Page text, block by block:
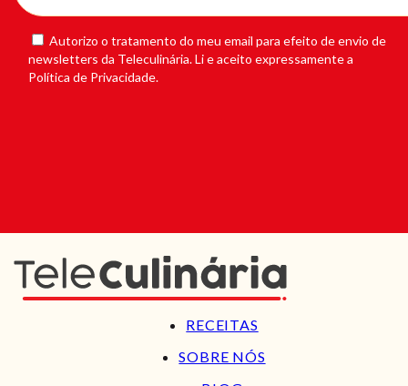
Autorizo o tratamento do meu email para efeito de envio de
newsletters da Teleculinária. Li e aceito expressamente a
Política de Privacidade.
RECEITAS
SOBRE NÓS